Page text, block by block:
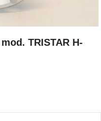
TRISTAR H-